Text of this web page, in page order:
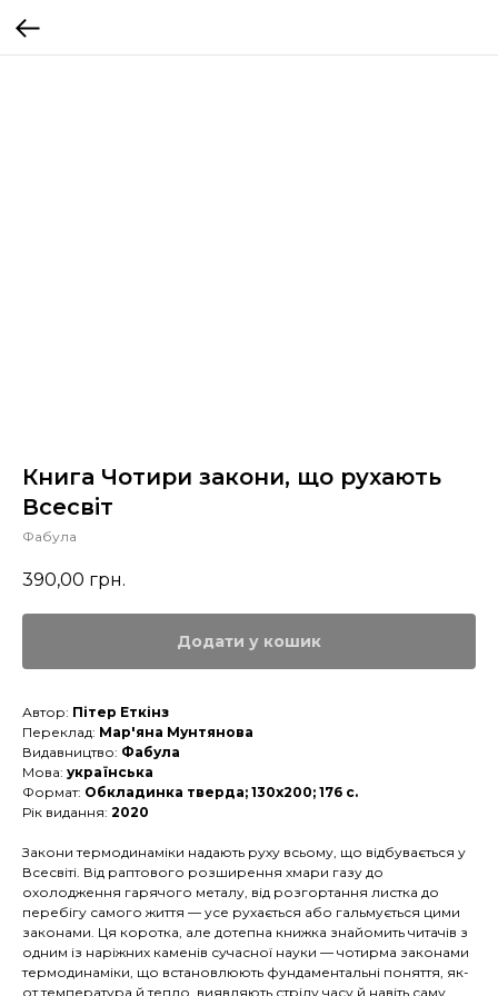
Книга Чотири закони, що рухають
Всесвіт
Фабула
390,00 грн.
Додати у кошик
Автор: Пітер Еткінз
Переклад: Мар'яна Мунтянова
Видавництво: Фабула
Мова: українська
Формат: Обкладинка тверда; 130x200; 176 с.
Рік видання: 2020
Закони термодинаміки надають руху всьому, що відбувається у
Всесвіті. Від раптового розширення хмари газу до
охолодження гарячого металу, від розгортання листка до
перебігу самого життя — усе рухається або гальмується цими
законами. Ця коротка, але дотепна книжка знайомить читачів з
одним із наріжних каменів сучасної науки — чотирма законами
термодинаміки, що встановлюють фундаментальні поняття, як-
от температура й тепло, виявляють стрілу часу й навіть саму